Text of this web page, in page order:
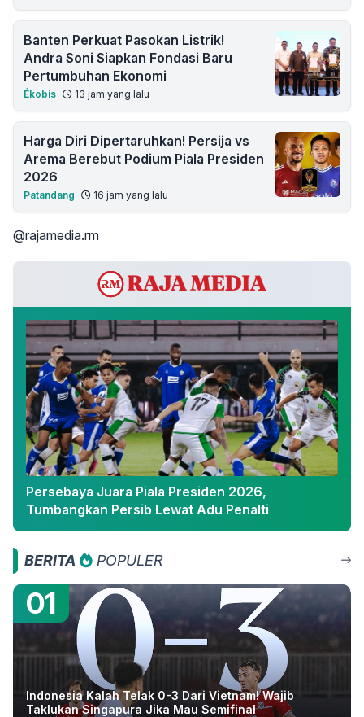
Banten Perkuat Pasokan Listrik!
Andra Soni Siapkan Fondasi Baru
Pertumbuhan Ekonomi
Ékobis 13 jam yang lalu
Harga Diri Dipertaruhkan! Persija vs
Arema Berebut Podium Piala Presiden
2026
Patandang 16 jam yang lalu
@rajamedia.rm
Persebaya Juara Piala Presiden 2026,
Tumbangkan Persib Lewat Adu Penalti
BERITA POPULER
01
Indonesia Kalah Telak 0-3 Dari Vietnam! Wajib
Taklukan Singapura Jika Mau Semifinal